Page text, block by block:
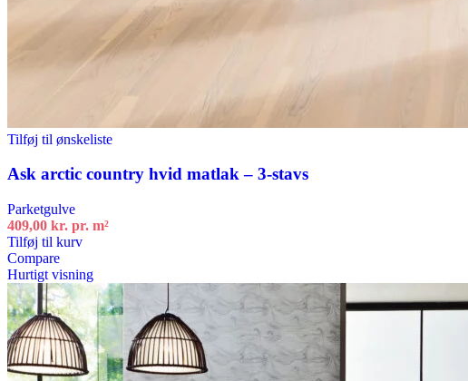
Tilføj til ønskeliste
Ask arctic country hvid matlak – 3-stavs
Parketgulve
409,00 kr. pr. m²
Tilføj til kurv
Compare
Hurtigt visning